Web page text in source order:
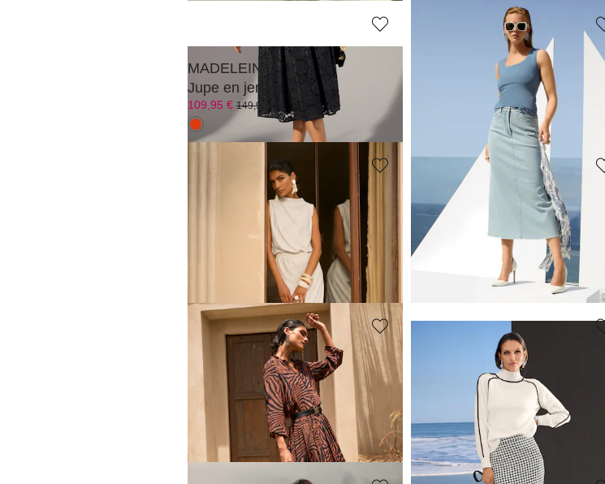
MADELEINE
Jupe en jersey
109,95 € 149,95 €
MADELEINE
179,95 €
MADELEINE
149,95 €
Meilleur prix sous 30 jours**: 109,95 € (-4%)
MADELEINE
Jupe longue à imprimé léopard
99,95 €
MADELEINE
Jupe
119,95 € 179,95 €
Meilleur prix sous 30 jours**: 129,95 € (-7%)
MADELEINE
Jupe en jean
179,95 €
Meilleur prix sous 30 jours**: 129,95 €